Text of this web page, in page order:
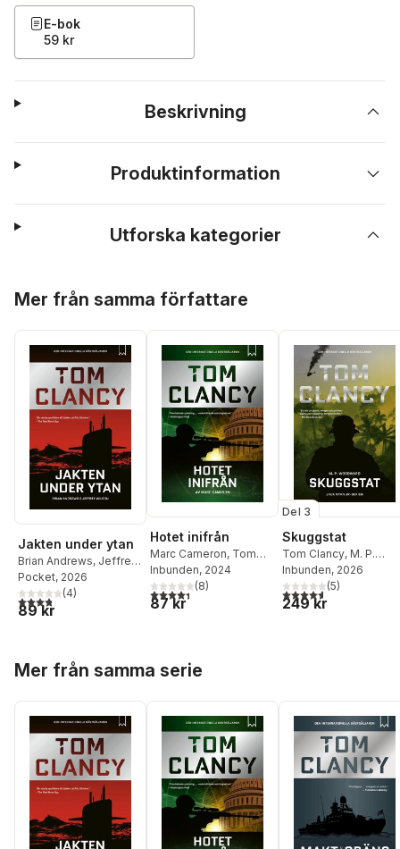
E-bok
59 kr
Beskrivning
Produktinformation
Utforska kategorier
Mer från samma författare
Jakten under ytan
Brian Andrews, Jeffrey
Wilson, Tom Clancy
Pocket, 2026
3,8utav 5 stjärnor. Totalt antal röster:
(4)
89 kr
Hotet inifrån
Marc Cameron, Tom
Clancy
Inbunden, 2024
4,4utav 5 stjärnor. Totalt antal röster:
(8)
87 kr
Del 3
Skuggstat
Tom Clancy, M. P.
Woodward
Inbunden, 2026
4,6utav 5 stjärnor.
(5)
249 kr
Mer från samma serie